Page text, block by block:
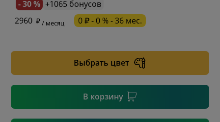
- 30 % +1065 бонусов
2960
/ месяц 0 ₽ - 0 % - 36 мес.
Выбрать цвет
В корзину
* обязательное поле